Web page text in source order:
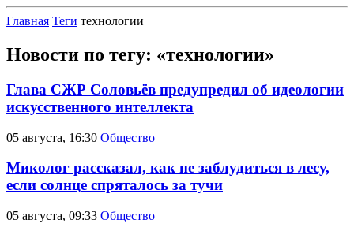
Главная Теги технологии
Новости по тегу: «технологии»
Глава СЖР Соловьёв предупредил об идеологии
искусственного интеллекта
05 августа, 16:30 Общество
Миколог рассказал, как не заблудиться в лесу,
если солнце спряталось за тучи
05 августа, 09:33 Общество